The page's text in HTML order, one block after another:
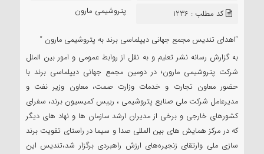
سعید
پتروشیمی مارون
کد مطلب : 1236
“اهدای تندیس مجمع جهانی دیپلماسی برند به پتروشیمی مارون “
به گزارش رسانه نشر تعلیم و به نقل از روابط عمومی و امور بین الملل
شرکت پتروشیمی مارون؛ در دومین مجمع جهانی دیپلماسی برند با
حضور معاون تجارت و خدمات وزارت صمت، معاون وزیر نفت و
مدیرعامل شرکت ملی صنایع پتروشیمی ، رییس کمیسیون برند، سفرای
کشورهای خارجی و برخی از مدیران ارشد سازمان ها و نهاد های دیگر
که در مرکز همایش های بین المللی صدا و سیما در راستای تقویت برند
سازی ملی وارتقای زنجیره‌های ارزش راهبردی برگزار شد،تندیس این